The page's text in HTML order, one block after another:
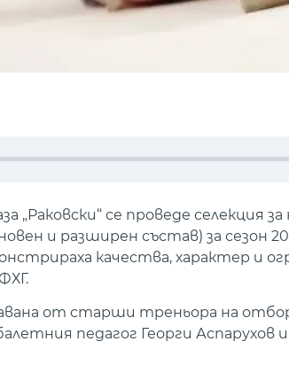
„Раковски“ се проведе селекция
и разширен състав) за сезон
качества, характер и
от старши треньора на
педагог Георги